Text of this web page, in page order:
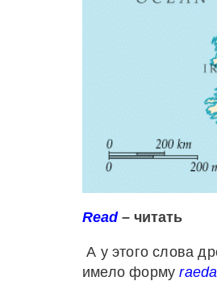
Read – читать
А у этого слова
имело форму